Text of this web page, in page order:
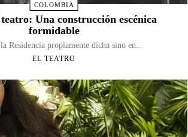
COLOMBIA
Una construcción escénica
formidable
Residencia propiamente dicha sino en...
EL TEATRO